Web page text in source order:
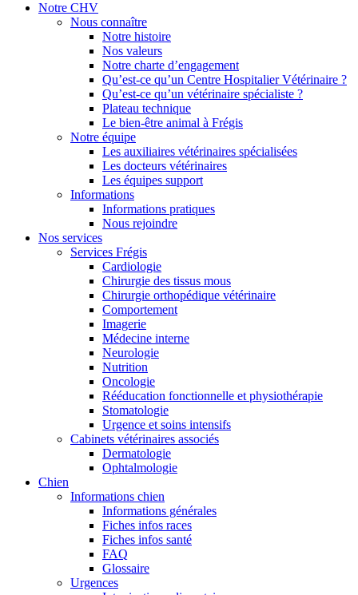
Notre CHV
Nous connaître
Notre histoire
Nos valeurs
Notre charte d’engagement
Qu’est-ce qu’un Centre Hospitalier Vétérinaire ?
Qu’est-ce qu’un vétérinaire spécialiste ?
Plateau technique
Le bien-être animal à Frégis
Notre équipe
Les auxiliaires vétérinaires spécialisées
Les docteurs vétérinaires
Les équipes support
Informations
Informations pratiques
Nous rejoindre
Nos services
Services Frégis
Cardiologie
Chirurgie des tissus mous
Chirurgie orthopédique vétérinaire
Comportement
Imagerie
Médecine interne
Neurologie
Nutrition
Oncologie
Rééducation fonctionnelle et physiothérapie
Stomatologie
Urgence et soins intensifs
Cabinets vétérinaires associés
Dermatologie
Ophtalmologie
Chien
Informations chien
Informations générales
Fiches infos races
Fiches infos santé
FAQ
Glossaire
Urgences